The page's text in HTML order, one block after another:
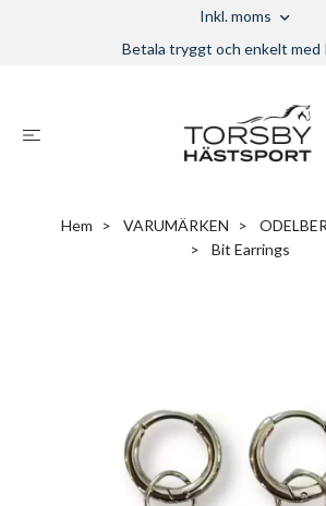
Inkl. moms
Betala tryggt och enkelt med
Hem VARUMÄRKEN
Bit Earrings